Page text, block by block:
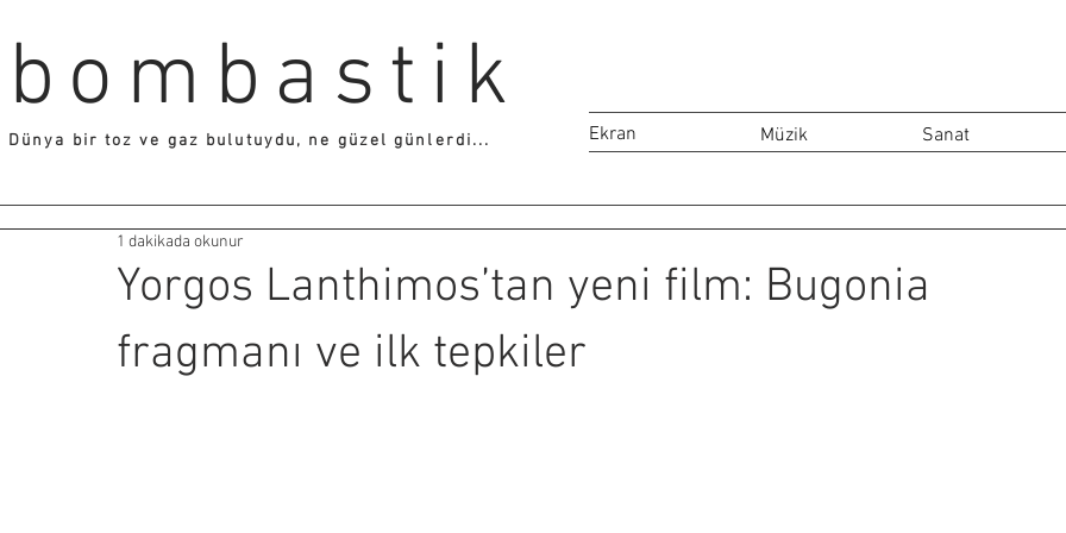
bombastik
Dünya bir toz ve gaz bulutuydu, ne güzel günlerdi... Ekran Müzik Sanat
Yorgos Lanthimos’tan yeni film: Bugonia
fragmanı ve ilk tepkiler
1 dakikada okunur